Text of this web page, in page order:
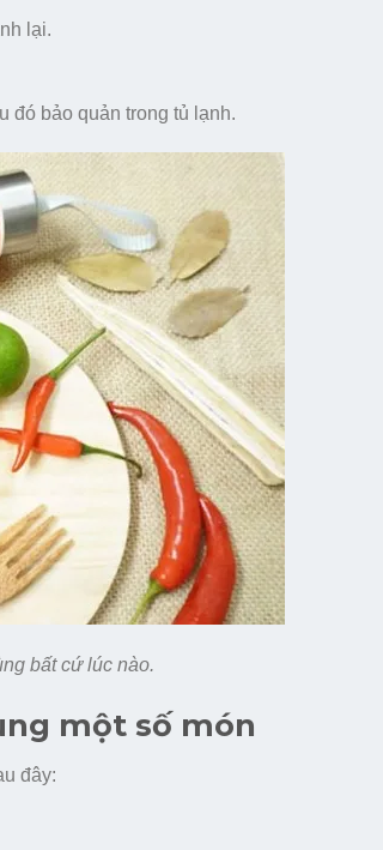
lại.
đó bảo quản trong tủ lạnh.
bất cứ lúc nào.
một số món
đây: